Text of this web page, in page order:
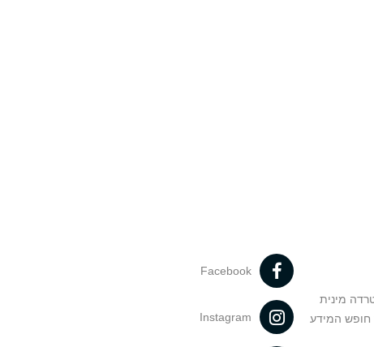
מינית
חופש המידע
Facebook
Instagram